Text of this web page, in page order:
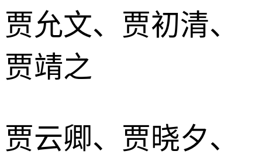
贾允文、贾初清、
贾靖之
贾云卿、贾晓夕、